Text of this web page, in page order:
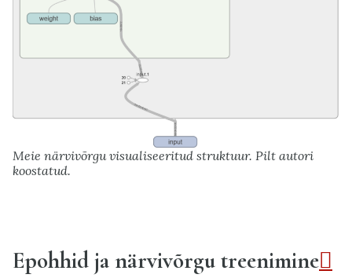
Meie närvivõrgu visualiseeritud struktuur. Pilt autori
koostatud.
Epohhid ja närvivõrgu treenimine